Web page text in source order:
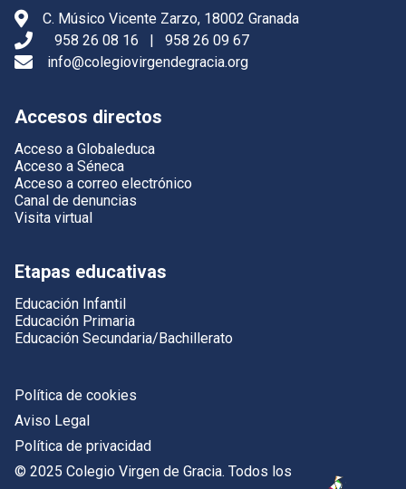
C. Músico Vicente Zarzo, 18002 Granada
958 26 08 16
|
958 26 09 67
info@colegiovirgendegracia.org
Accesos directos
Acceso a Globaleduca
Acceso a Séneca
Acceso a correo electrónico
Canal de denuncias
Visita virtual
Etapas educativas
Educación Infantil
Educación Primaria
Educación Secundaria/Bachillerato
Política de cookies
Aviso Legal
Política de privacidad
© 2025 Colegio Virgen de Gracia. Todos los